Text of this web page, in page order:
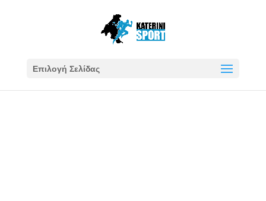
Επιλογή Σελίδας